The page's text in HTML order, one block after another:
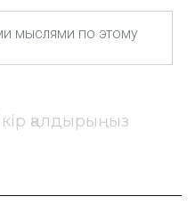
қалдырыңыз